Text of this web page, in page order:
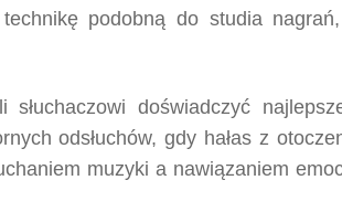
podobną do studia
słuchaczowi doświadczyć
odsłuchów, gdy hałas z
muzyki a nawiązaniem